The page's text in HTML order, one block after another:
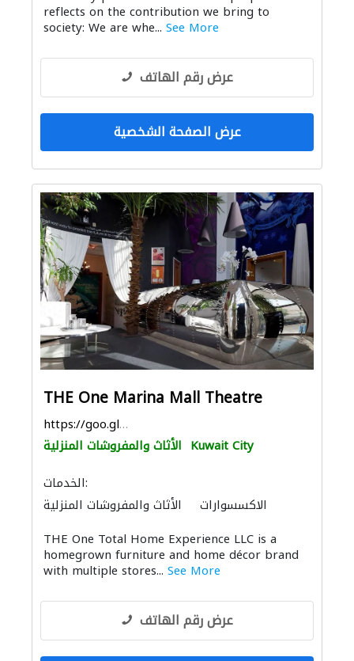
reflects on the contribution we bring to
society: We are whe... See More
عرض رقم الهاتف
عرض الصفحة الشخصية
THE One Marina Mall Theatre
https://goo.gl/maps/VMfgMHCAUk6NCsXWA
الأثاث والمفروشات المنزلية Kuwait City
الخدمات:
الأثاث والمفروشات المنزلية
الاكسسوارات
THE One Total Home Experience LLC is a
homegrown furniture and home décor brand
with multiple stores... See More
عرض رقم الهاتف